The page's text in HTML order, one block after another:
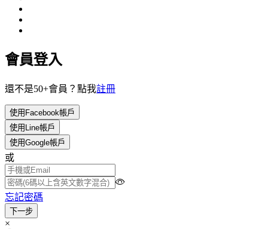
會員登入
還不是50+會員？點我註冊
使用Facebook帳戶
使用Line帳戶
使用Google帳戶
或
忘記密碼
×